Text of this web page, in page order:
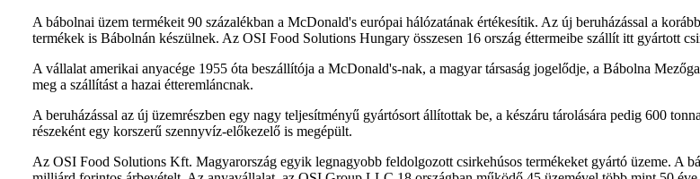
A bábolnai üzem termékeit 90 százalékban a McDonald's európai hálózatának értékesítik. Az új beruházással a
termékek is Bábolnán készülnek. Az OSI Food Solutions Hungary összesen 16 ország éttermeibe szállít itt gyártott
A vállalat amerikai anyacége 1955 óta beszállítója a McDonald's-nak, a magyar társaság jogelődje, a Bábolna
meg a szállítást a hazai étteremláncnak.
A beruházással az új üzemrészben egy nagy teljesítményű gyártósort állítottak be, a készáru tárolására pedig 600
részeként egy korszerű szennyvíz-előkezelő is megépült.
Az OSI Food Solutions Kft. Magyarország egyik legnagyobb feldolgozott csirkehúsos termékeket gyártó üzeme. A